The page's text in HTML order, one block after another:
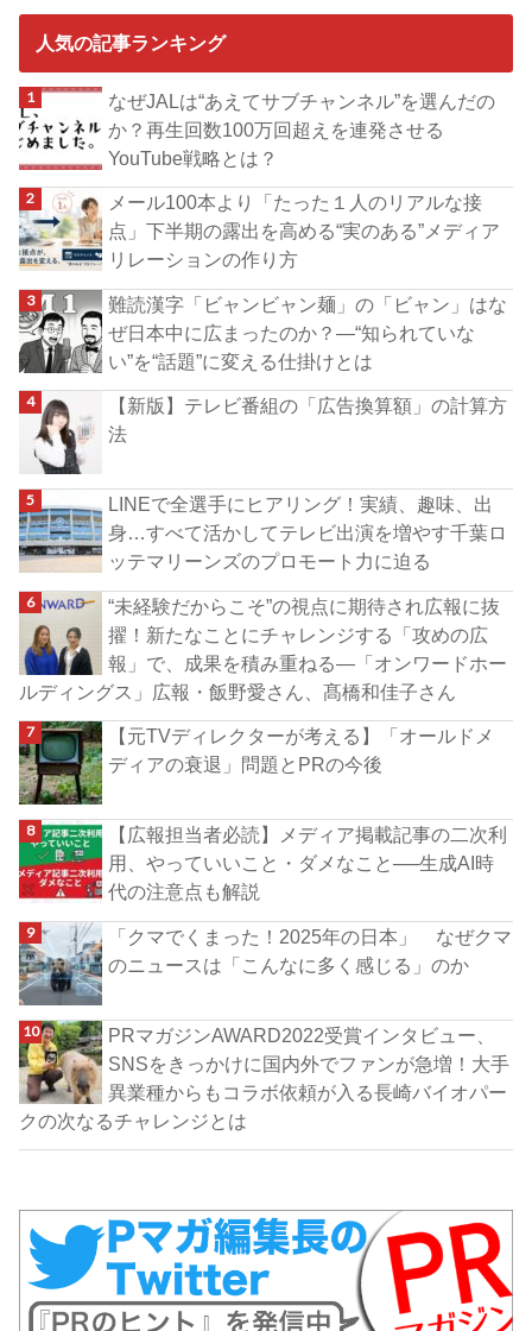
人気の記事ランキング
なぜJALは“あえてサブチャンネル”を選んだの
か？再生回数100万回超えを連発させる
YouTube戦略とは？
メール100本より「たった１人のリアルな接
点」下半期の露出を高める“実のある”メディア
リレーションの作り方
難読漢字「ビャンビャン麺」の「ビャン」はな
ぜ日本中に広まったのか？―“知られていな
い”を“話題”に変える仕掛けとは
【新版】テレビ番組の「広告換算額」の計算方
法
LINEで全選手にヒアリング！実績、趣味、出
身…すべて活かしてテレビ出演を増やす千葉ロ
ッテマリーンズのプロモート力に迫る
“未経験だからこそ”の視点に期待され広報に抜
擢！新たなことにチャレンジする「攻めの広
報」で、成果を積み重ねる―「オンワードホー
ルディングス」広報・飯野愛さん、髙橋和佳子さん
【元TVディレクターが考える】「オールドメ
ディアの衰退」問題とPRの今後
【広報担当者必読】メディア掲載記事の二次利
用、やっていいこと・ダメなこと──生成AI時
代の注意点も解説
「クマでくまった！2025年の日本」 なぜクマ
のニュースは「こんなに多く感じる」のか
PRマガジンAWARD2022受賞インタビュー、
SNSをきっかけに国内外でファンが急増！大手
異業種からもコラボ依頼が入る長崎バイオパー
クの次なるチャレンジとは